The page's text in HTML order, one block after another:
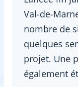
Val-de-
nombre de
quelques
projet. Une
également